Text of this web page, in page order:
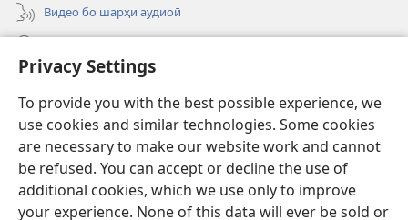
Privacy Settings
To provide you with the best possible experience, we
use cookies and similar technologies. Some cookies
are necessary to make our website work and cannot
be refused. You can accept or decline the use of
additional cookies, which we use only to improve
your experience. None of this data will ever be sold or
Видео бо шарҳи аудиоӣ
(дар
саҳифаи
нав
кушода
мешавад)
ОНЛАЙН-КИТОБХОНАИ Бурҷи дидбонӣ
(дар
саҳифаи
нав
кушода
JW Hub ®
(дар
саҳифаи